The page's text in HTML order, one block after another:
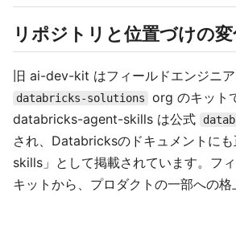
リポジトリと位置づけの
旧 ai-dev-kit はフィールドエンジニ
databricks-solutions
org のキット
databricks-agent-skills は公式
され、Databricksのドキュメントに
skills」として掲載されています。フ
キットから、プロダクトの一部への格